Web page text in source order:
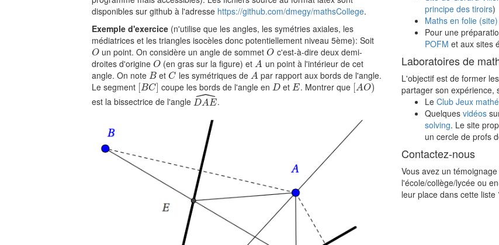
disponibles sur github à l'adresse https://github.com/dmegy/mathsCollege.
Exemple d'exercice (n'utilise que les angles, les symétries axiales, les
médiatrices et les triangles isocèles donc potentiellement niveau 5ème): Soit
O
O un point. On considère un angle de sommetO
O c'est-à-dire deux demi-
droites d'origine O
O (en gras sur la figure) etA
A un point à l'intérieur de cet
angle. On note B
B etC
C les symétriques de A
A par rapport aux bords de l'angle.
Le segment BC]
BC] coupe les bords de l'angle enD
D etE
E . Montrer que AO)
AO)
est la bissectrice de l'angle DAE
ˆ
DAE^ .
principe des tiroirs)
Maths en folie (site)
Pour une
POFM et aux sites
Laboratoires de
L'objectif est de former
partager son expérience,
Le Club Jeux
Quelques vidéos
solving. Le site
un cercle de profs
Contactez-nous
Vous avez un
l'école/collège/lycée ou
leur place dans cette liste